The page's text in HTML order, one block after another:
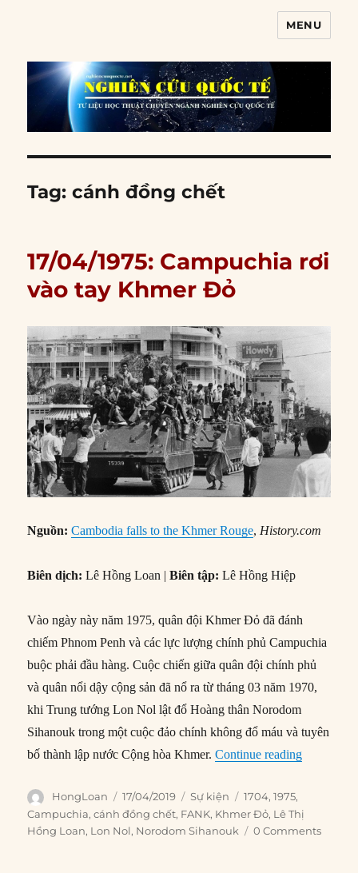
MENU
Tag:cánh đồng chết
17/04/1975: Campuchia rơi
vào tay Khmer Đỏ
Nguồn: Cambodia falls to the Khmer Rouge,History.com
Biên dịch: Lê Hồng Loan |Biên tập:Lê Hồng Hiệp
Vào ngày này năm 1975, quân đội Khmer Đỏ đã đánh
chiếm Phnom Penh và các lực lượng chính phủ Campuchia
buộc phải đầu hàng. Cuộc chiến giữa quân đội chính phủ
và quân nổi dậy cộng sản đã nổ ra từ tháng 03 năm 1970,
khi Trung tướng Lon Nol lật đổ Hoàng thân Norodom
Sihanouk trong một cuộc đảo chính không đổ máu và tuyên
bố thành lập nước Cộng hòa Khmer.Continue reading“17/04/
Author
HongLoan
Posted
on
17/04/2019 Categories
Sự kiện Tags
1704,1975,
Campuchia,cánh đồng chết, FANK, Khmer Đỏ, Lê Thị
Hồng Loan, Lon Nol, Norodom Sihanouk 0 Comments